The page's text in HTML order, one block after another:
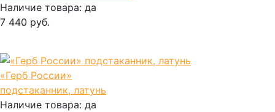
Наличие товара: да
7 440 руб.
«Герб России»
подстаканник, латунь
Наличие товара: да